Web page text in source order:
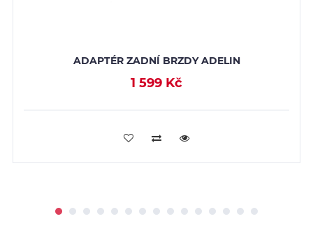
ADAPTÉR ZADNÍ BRZDY ADELIN
1 599 Kč
PŘIDAT DO KOŠÍKU